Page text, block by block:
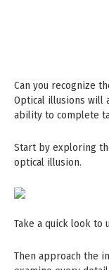
Can you recognize
Optical illusions will
ability to complete
Start by exploring
optical illusion.
Take a quick look to
Then approach the